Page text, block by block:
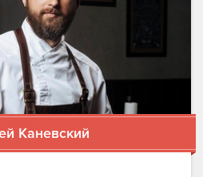
Каневский